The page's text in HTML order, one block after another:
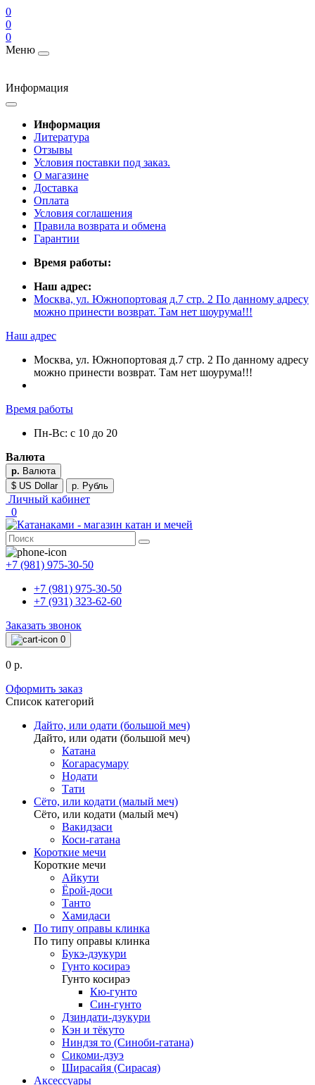
0
0
0
Меню
Информация
Информация
Литература
Отзывы
Условия поставки под заказ.
О магазине
Доставка
Оплата
Условия соглашения
Правила возврата и обмена
Гарантии
Время работы:
Наш адрес:
Москва, ул. Южнопортовая д.7 стр. 2 По данному адресу
можно принести возврат. Там нет шоурума!!!
Наш адрес
Москва, ул. Южнопортовая д.7 стр. 2 По данному адресу
можно принести возврат. Там нет шоурума!!!
Время работы
Пн-Вс: с 10 до 20
Валюта
р. Валюта
$ US Dollar
р. Рубль
Личный кабинет
0
+7 (981) 975-30-50
+7 (981) 975-30-50
+7 (931) 323-62-60
Заказать звонок
0
0 р.
Оформить заказ
Список категорий
Дайто, или одати (большой меч)
Дайто, или одати (большой меч)
Катана
Когарасумару
Нодати
Тати
Сёто, или кодати (малый меч)
Сёто, или кодати (малый меч)
Вакидзаси
Коси-гатана
Короткие мечи
Короткие мечи
Айкути
Ёрой-доси
Танто
Хамидаси
По типу оправы клинка
По типу оправы клинка
Букэ-дзукури
Гунто косираэ
Гунто косираэ
Кю-гунто
Син-гунто
Дзиндати-дзукури
Кэн и тёкуто
Ниндзя то (Синоби-гатана)
Сикоми-дзуэ
Ширасайя (Сирасая)
Аксессуары